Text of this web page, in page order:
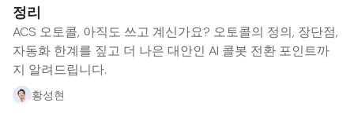
정리
ACS 오토콜, 아직도 쓰고 계신가요? 오토콜의 정의, 장단점,
자동화 한계를 짚고 더 나은 대안인 AI 콜봇 전환 포인트까
지 알려드립니다.
황성현